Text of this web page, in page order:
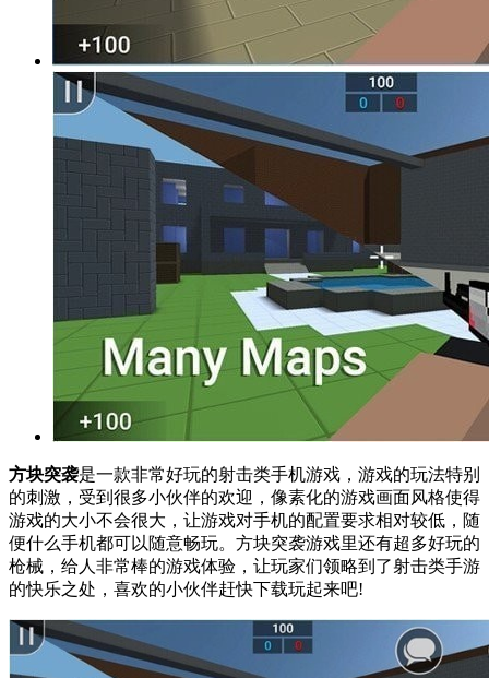
方块突袭是一款非常好玩的射击类手机游戏，游戏的玩法特别
的刺激，受到很多小伙伴的欢迎，像素化的游戏画面风格使得
游戏的大小不会很大，让游戏对手机的配置要求相对较低，随
便什么手机都可以随意畅玩。方块突袭游戏里还有超多好玩的
枪械，给人非常棒的游戏体验，让玩家们领略到了射击类手游
的快乐之处，喜欢的小伙伴赶快下载玩起来吧!